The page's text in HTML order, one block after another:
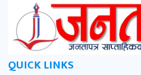
QUICK LINKS